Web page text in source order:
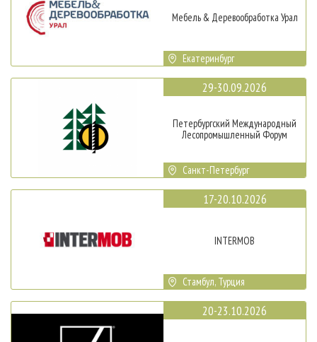
Мебель & Деревообработка Урал
Екатеринбург
29-30.09.2026
Петербургский Международный
Лесопромышленный Форум
Санкт-Петербург
17-20.10.2026
INTERMOB
Стамбул, Турция
20-23.10.2026